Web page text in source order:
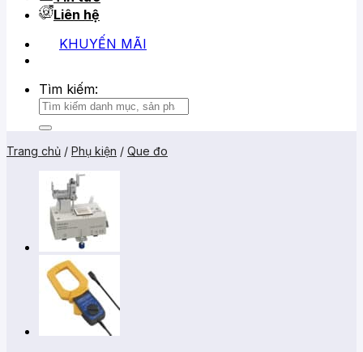
Liên hệ
KHUYẾN MÃI
Tìm kiếm:
Trang chủ / Phụ kiện / Que đo